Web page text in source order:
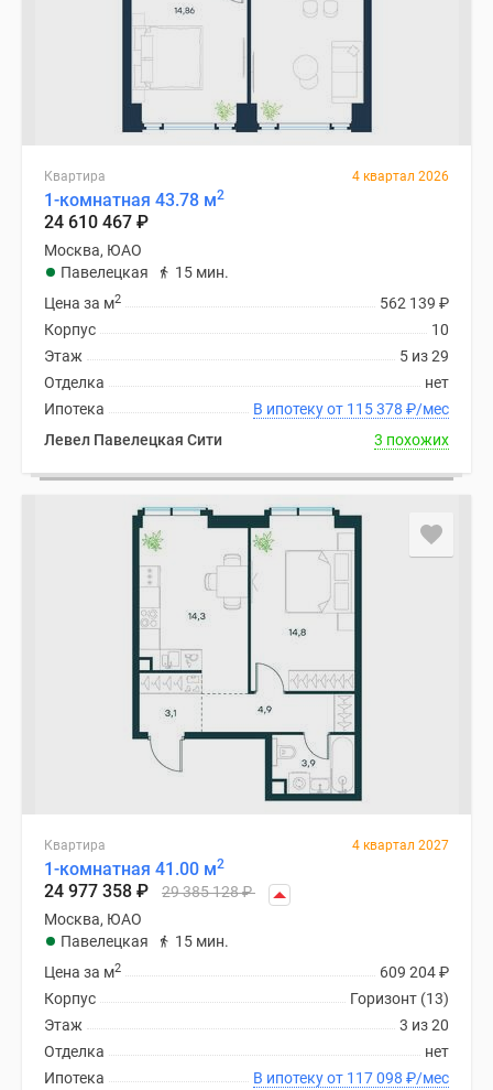
Квартира 4 квартал 2026
1-комнатная 43.78 м2
24 610 467 ₽
Москва, ЮАО
Павелецкая
15 мин.
562 139 ₽
Цена за м2
10
Корпус
5 из 29
Этаж
нет
Отделка
В ипотеку от 115 378 ₽/мес
Ипотека
Левел Павелецкая Сити
3 похожих
Квартира 4 квартал 2027
1-комнатная 41.00 м2
24 977 358 ₽ 29 385 128₽
Москва, ЮАО
Павелецкая
15 мин.
609 204₽
Цена за м2
Горизонт (13)
Корпус
3 из 20
Этаж
нет
Отделка
В ипотеку от 117 098 ₽/мес
Ипотека